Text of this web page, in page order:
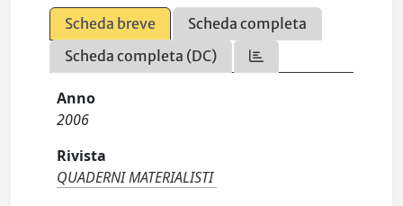
Scheda breve
Scheda completa
Scheda completa (DC)
Anno
2006
Rivista
QUADERNI MATERIALISTI